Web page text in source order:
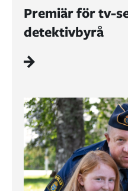
Premiär för tv-
detektivbyrå